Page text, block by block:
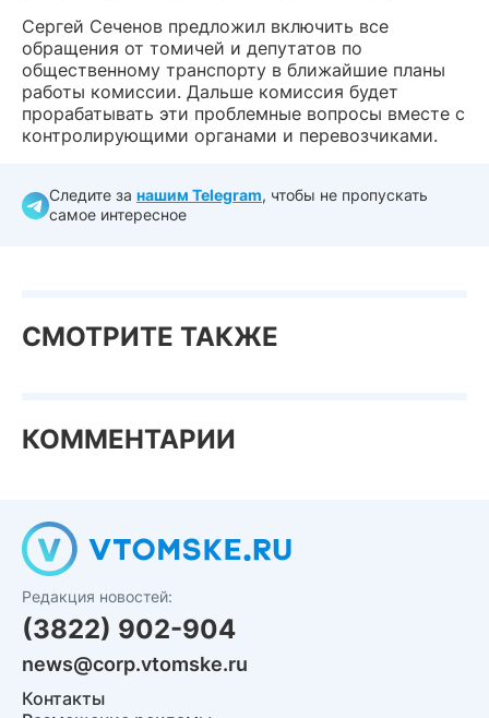
Сергей Сеченов предложил включить все
обращения от томичей и депутатов по
общественному транспорту в ближайшие планы
работы комиссии. Дальше комиссия будет
прорабатывать эти проблемные вопросы вместе с
контролирующими органами и перевозчиками.
Следите за нашим Telegram, чтобы не пропускать
самое интересное
СМОТРИТЕ ТАКЖЕ
КОММЕНТАРИИ
Редакция новостей:
(3822) 902-904
news@corp.vtomske.ru
Контакты